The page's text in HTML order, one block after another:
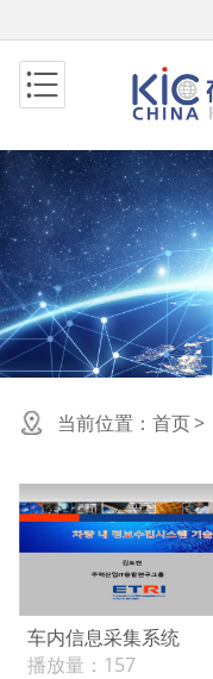
当前位置： 首页>
车内信息采集系统
播放量： 157